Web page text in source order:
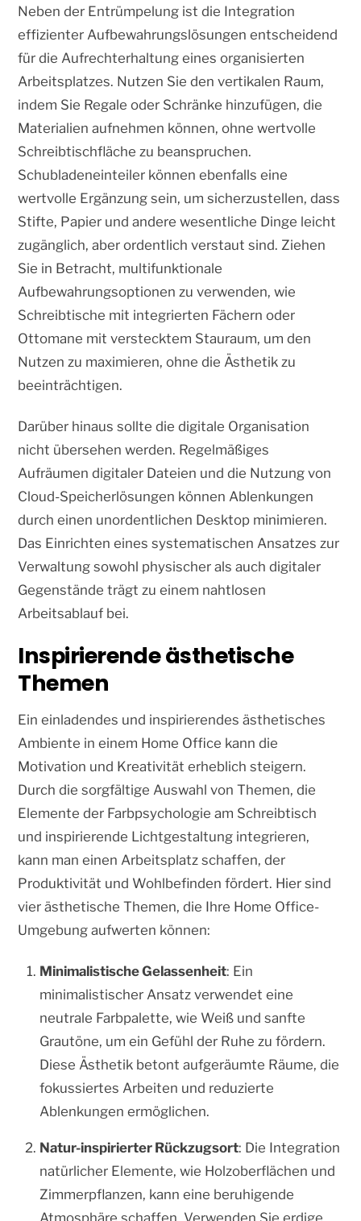
Neben der Entrümpelung ist die Integration
effizienter Aufbewahrungslösungen entscheidend
für die Aufrechterhaltung eines organisierten
Arbeitsplatzes. Nutzen Sie den vertikalen Raum,
indem Sie Regale oder Schränke hinzufügen, die
Materialien aufnehmen können, ohne wertvolle
Schreibtischfläche zu beanspruchen.
Schubladeneinteiler können ebenfalls eine
wertvolle Ergänzung sein, um sicherzustellen, dass
Stifte, Papier und andere wesentliche Dinge leicht
zugänglich, aber ordentlich verstaut sind. Ziehen
Sie in Betracht, multifunktionale
Aufbewahrungsoptionen zu verwenden, wie
Schreibtische mit integrierten Fächern oder
Ottomane mit verstecktem Stauraum, um den
Nutzen zu maximieren, ohne die Ästhetik zu
beeinträchtigen.
Darüber hinaus sollte die digitale Organisation
nicht übersehen werden. Regelmäßiges
Aufräumen digitaler Dateien und die Nutzung von
Cloud-Speicherlösungen können Ablenkungen
durch einen unordentlichen Desktop minimieren.
Das Einrichten eines systematischen Ansatzes zur
Verwaltung sowohl physischer als auch digitaler
Gegenstände trägt zu einem nahtlosen
Arbeitsablauf bei.
Inspirierende ästhetische
Themen
Ein einladendes und inspirierendes ästhetisches
Ambiente in einem Home Office kann die
Motivation und Kreativität erheblich steigern.
Durch die sorgfältige Auswahl von Themen, die
Elemente der Farbpsychologie am Schreibtisch
und inspirierende Lichtgestaltung integrieren,
kann man einen Arbeitsplatz schaffen, der
Produktivität und Wohlbefinden fördert. Hier sind
vier ästhetische Themen, die Ihre Home Office-
Umgebung aufwerten können:
Minimalistische Gelassenheit: Ein
minimalistischer Ansatz verwendet eine
neutrale Farbpalette, wie Weiß und sanfte
Grautöne, um ein Gefühl der Ruhe zu fördern.
Diese Ästhetik betont aufgeräumte Räume, die
fokussiertes Arbeiten und reduzierte
Ablenkungen ermöglichen.
Natur-inspirierter Rückzugsort: Die Integration
natürlicher Elemente, wie Holzoberflächen und
Zimmerpflanzen, kann eine beruhigende